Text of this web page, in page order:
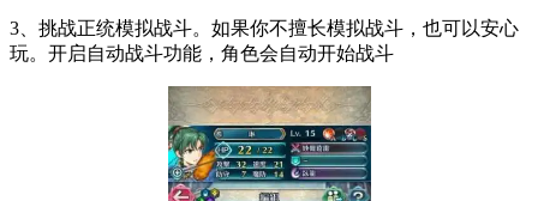
3、挑战正统模拟战斗。如果你不擅长模拟战斗，也可以安心
玩。开启自动战斗功能，角色会自动开始战斗